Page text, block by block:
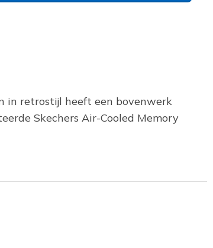
in retrostijl heeft een bovenwerk
Skechers Air-Cooled Memory